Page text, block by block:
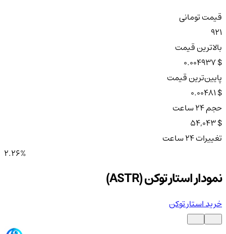
قیمت تومانی
921
بالاترین قیمت
$ 0.004937
پایین‌ترین قیمت
$ 0.00481
حجم ۲۴ ساعت
$ 54,043
تغییرات ۲۴ ساعت
2.26%
نمودار استار توکن (ASTR)
خرید استار توکن